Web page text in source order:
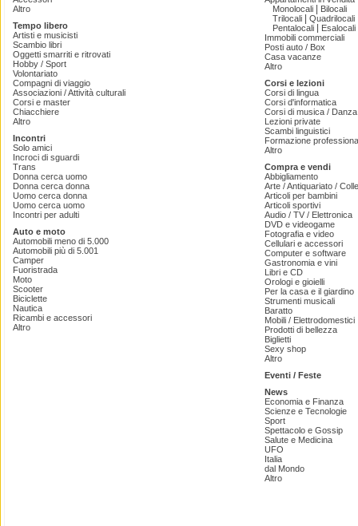
Altro
Tempo libero
Artisti e musicisti
Scambio libri
Oggetti smarriti e ritrovati
Hobby / Sport
Volontariato
Compagni di viaggio
Associazioni / Attività culturali
Corsi e master
Chiacchiere
Altro
Incontri
Solo amici
Incroci di sguardi
Trans
Donna cerca uomo
Donna cerca donna
Uomo cerca donna
Uomo cerca uomo
Incontri per adulti
Auto e moto
Automobili meno di 5.000
Automobili più di 5.001
Camper
Fuoristrada
Moto
Scooter
Biciclette
Nautica
Ricambi e accessori
Altro
Monolocali
Bilocali
Trilocali
Quadrilocali
Pentalocali
Esalocali
Immobili commerciali
Posti auto / Box
Casa vacanze
Altro
Corsi e lezioni
Corsi di lingua
Corsi d'informatica
Corsi di musica /
Lezioni private
Scambi linguistici
Formazione
Altro
Compra e vendi
Abbigliamento
Arte / Antiquariato /
Articoli per bambini
Articoli sportivi
Audio / TV / Elettronica
DVD e videogame
Fotografia e video
Cellulari e accessori
Computer e software
Gastronomia e vini
Libri e CD
Orologi e gioielli
Per la casa e il giardino
Strumenti musicali
Baratto
Mobili / Elettrodomestici
Prodotti di bellezza
Biglietti
Sexy shop
Altro
Eventi / Feste
News
Economia e Finanza
Scienze e Tecnologie
Sport
Spettacolo e Gossip
Salute e Medicina
UFO
Italia
dal Mondo
Altro